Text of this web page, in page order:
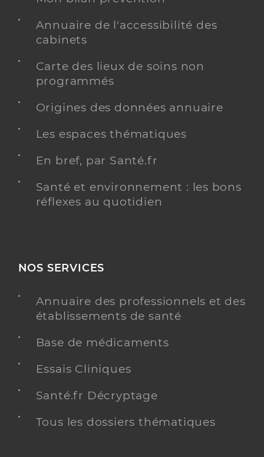
Annuaire de l'accessibilité des
cabinets
Carte des lieux de soins non
programmés
Origines des données annuaire
Les espaces thématiques
En bref, par Santé.fr
Santé et environnement : les bons
réflexes au quotidien
NOS SERVICES
Annuaire des professionnels et des
établissements de santé
Base de médicaments
Essais Cliniques
Santé.fr Décryptage
Tous les dossiers thématiques